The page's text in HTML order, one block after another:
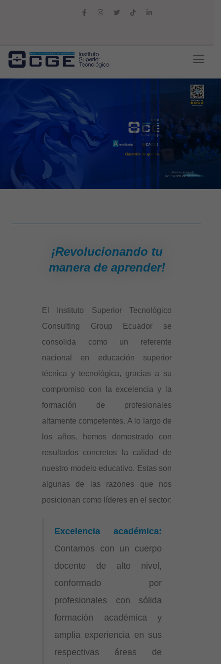
¡Revolucionando tu
manera de aprender!
El Instituto Superior Tecnológico
Consulting Group Ecuador se
consolida como un referente
nacional en educación superior
técnica y tecnológica, gracias a su
compromiso con la excelencia y la
formación de profesionales
altamente competentes. A lo largo de
los años, hemos demostrado con
resultados concretos la calidad de
nuestro modelo educativo. Estas son
algunas de las razones que nos
posicionan como líderes en el sector:
Excelencia académica:
Contamos con un cuerpo
docente de alto nivel,
conformado por
profesionales con sólida
formación académica y
amplia experiencia en sus
respectivas áreas de